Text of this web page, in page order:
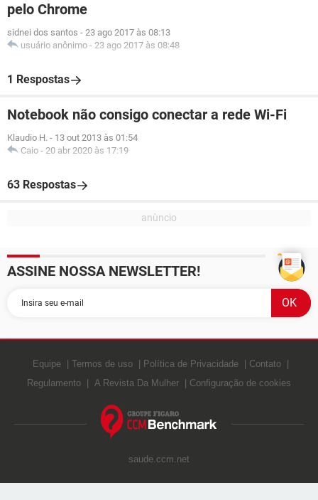
pelo Chrome
sidnei dos santos - 23 ago 2017 às 08:13
usuário anônimo - 23 ago 2017 às 08:48
1 Respostas
Notebook não consigo conectar a rede Wi-Fi
Klaudio H. - 13 out 2013 às 01:54
Caio - 20 abr 2020 às 17:19
63 Respostas
ASSINE NOSSA NEWSLETTER!
Equipe Termos de uso Política de Privacidade
Contato
Regulamento
A Revista Da Mulher Configuração de cookies
saude.ccm.net